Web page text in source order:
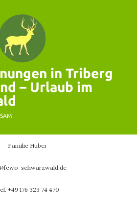
in Triberg
– Urlaub im
Familie Huber
schwarzwald.de
+49 176 323 74 470